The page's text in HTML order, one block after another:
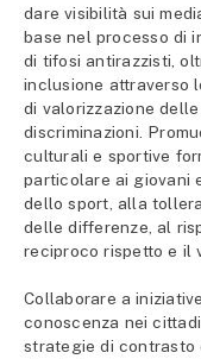
dare visibilità sui
base nel processo di
di tifosi antirazzisti,
inclusione attraverso
di valorizzazione
discriminazioni.
culturali e sportive
particolare ai giovani
dello sport, alla
delle differenze, al
reciproco rispetto e il
Collaborare a
conoscenza nei
strategie di contrasto